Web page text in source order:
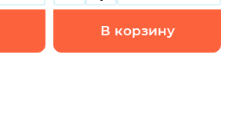
В корзину